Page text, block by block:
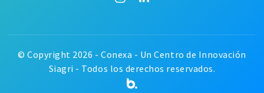
© Copyright 2026 - Conexa - Un Centro de Innovación
Siagri - Todos los derechos reservados.